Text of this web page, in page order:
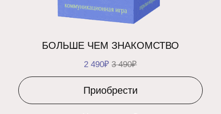
2 490₽3 490₽
Что внутри?